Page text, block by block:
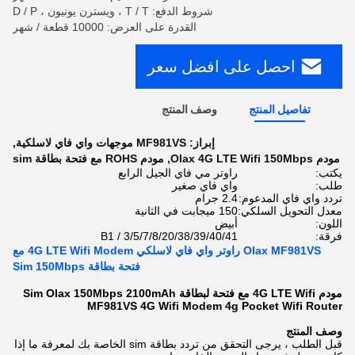
شروط الدفع: T / T ، ويسترن يونيون ، D / P
القدرة على العرض: 10000 قطعة / شهر
احصل على افضل سعر
تفاصيل المنتج وصف المنتج
إبراز: MF981VS موجهات واي فاي لاسلكية
,
مودم Olax 4G LTE Wifi 150Mbps
, مودم ROHS مع فتحة بطاقة sim
يكتب:
راوتر مي فاي الجيل الرابع
طلب:
واي فاي صغير
تردد واي فاي المدعوم:2.4 جرام
معدل التحويل السلكي:150 ميجابت في الثانية
اللون:
أبيض
فرقة:
B1 / 3/5/7/8/20/38/39/40/41
Olax MF981VS راوتر واي فاي لاسلكي 4G LTE Wifi Modem مع
فتحة بطاقة Sim 150Mbps
مودم 4G LTE Wifi مع فتحة لبطاقة Sim Olax 150Mbps 2100mAh
MF981VS 4G Wifi Modem 4g Pocket Wifi Router
وصف المنتج
قبل الطلب ، يرجى التحقق من تردد بطاقة sim الخاصة بك لمعرفة ما إذا